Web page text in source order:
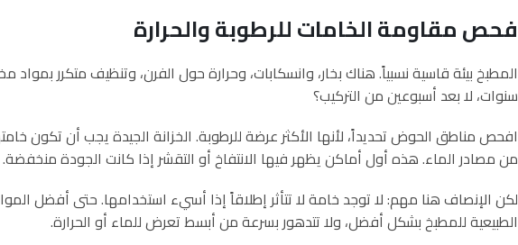
فحص مقاومة الخامات للرطوبة والحرارة
المطبخ بيئة قاسية نسبياً. هناك بخار، وانسكابات، وحرارة حول الفرن، وتنظيف متكرر
سنوات، لا بعد أسبوعين من التركيب؟
افحص مناطق الحوض تحديداً، لأنها الأكثر عرضة للرطوبة. الخزانة الجيدة يجب أن تكون
من مصادر الماء. هذه أول أماكن يظهر فيها الانتفاخ أو التقشر إذا كانت الجودة منخفضة.
لكن الإنصاف هنا مهم: لا توجد خامة لا تتأثر إطلاقاً إذا أسيء استخدامها. حتى أفضل
الطبيعية للمطبخ بشكل أفضل، ولا تتدهور بسرعة من أبسط تعرض للماء أو الحرارة.